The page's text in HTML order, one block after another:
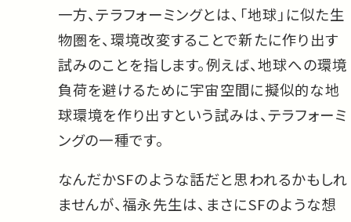
一方、テラフォーミングとは、「地球」に似た生
物圏を、環境改変することで新たに作り出す
試みのことを指します。例えば、地球への環境
負荷を避けるために宇宙空間に擬似的な地
球環境を作り出すという試みは、テラフォーミ
ングの一種です。
なんだかSFのような話だと思われるかもしれ
ませんが、福永先生は、まさにSFのような想